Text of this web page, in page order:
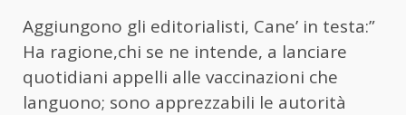
Aggiungono gli editorialisti, Cane’ in testa:”
Ha ragione,chi se ne intende, a lanciare
quotidiani appelli alle vaccinazioni che
languono; sono apprezzabili le autorità